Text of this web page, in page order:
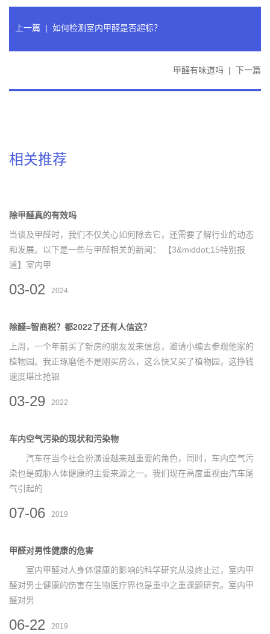
上一篇 | 如何检测室内甲醛是否超标？
甲醛有味道吗 | 下一篇
相关推荐
除甲醛真的有效吗
当谈及甲醛时，我们不仅关心如何除去它，还需要了解行业的动态
和发展。以下是一些与甲醛相关的新闻： 【3&middot;15特别报
道】室内甲
03-02 2024
除醛=智商税？都2022了还有人信这？
上周，一个年前买了新房的朋友发来信息，邀请小编去参观他家的
植物园。我正琢磨他不是刚买房么，这么快又买了植物园，这挣钱
速度堪比抢银
03-29 2022
车内空气污染的现状和污染物
汽车在当今社会扮演设越来越重要的角色，同时，车内空气污
染也是威胁人体健康的主要来源之一。我们现在高度重视由汽车尾
气引起的
07-06 2019
甲醛对男性健康的危害
室内甲醛对人身体健康的影响的科学研究从没终止过，室内甲
醛对男士健康的伤害在生物医疗界也是重中之重课题研究。室内甲
醛对男
06-22 2019